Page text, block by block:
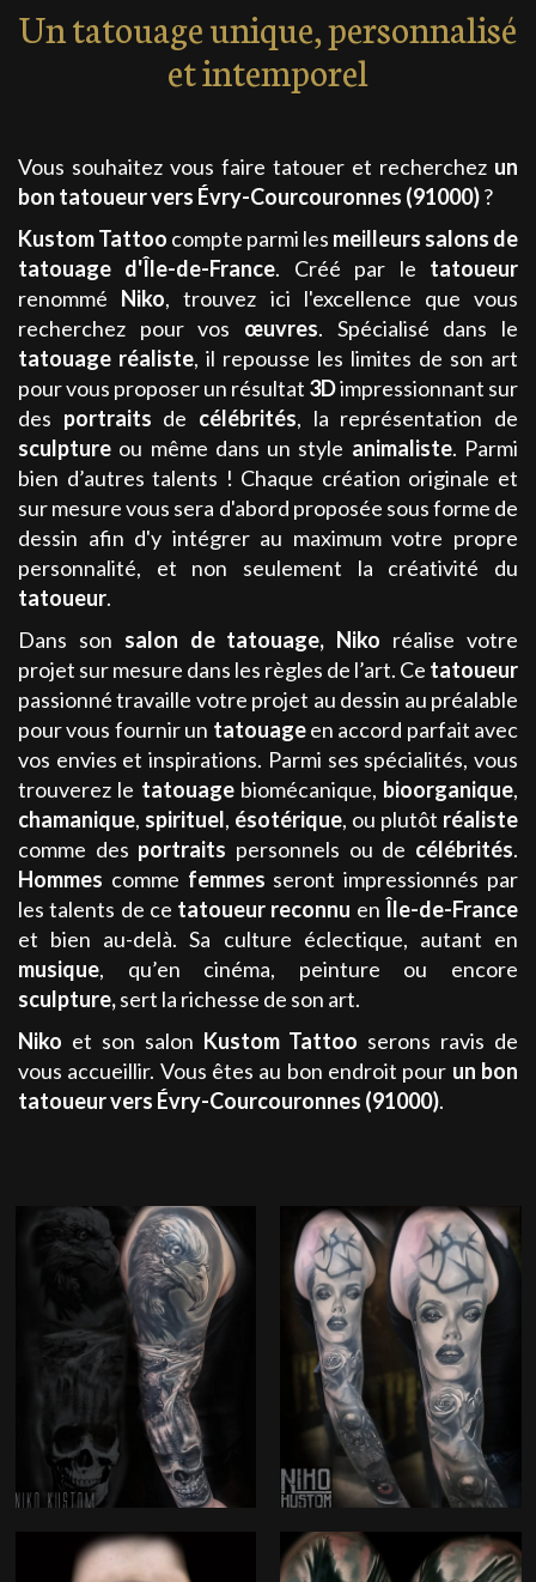
Un tatouage unique, personnalisé
et intemporel
Vous souhaitez vous faire tatouer et recherchez un
bon tatoueurvers Évry-Courcouronnes (91000)?
Kustom Tattoo compte parmi les meilleurs salons de
tatouage d'Île-de-France. Créé par le tatoueur
renommé Niko, trouvez ici l'excellence que vous
recherchez pour vos œuvres. Spécialisé dans le
tatouage réaliste, il repousse les limites de son art
pour vous proposer un résultat 3Dimpressionnant sur
des portraits de célébrités, la représentation de
sculpture ou même dans un style animaliste. Parmi
bien d’autres talents ! Chaque création originale et
sur mesure vous sera d'abord proposée sous forme de
dessin afin d'y intégrer au maximum votre propre
personnalité, et non seulement la créativité du
tatoueur.
Dans son salon de tatouage, Niko réalise votre
projet sur mesure dans les règles de l’art. Ce tatoueur
passionné travaille votre projet au dessin au préalable
pour vous fournir un tatouageen accord parfait avec
vos envies et inspirations. Parmi ses spécialités, vous
trouverez le tatouagebiomécanique, bioorganique,
chamanique, spirituel, ésotérique, ou plutôt réaliste
comme des portraits personnels ou de célébrités.
Hommes comme femmes seront impressionnés par
les talents de ce tatoueur reconnu en Île-de-France
et bien au-delà. Sa culture éclectique, autant en
musique, qu’en cinéma, peinture ou encore
sculpture,sert la richesse de son art.
Niko et son salon Kustom Tattoo serons ravis de
vous accueillir. Vous êtes au bon endroit pour un bon
tatoueurvers Évry-Courcouronnes (91000).